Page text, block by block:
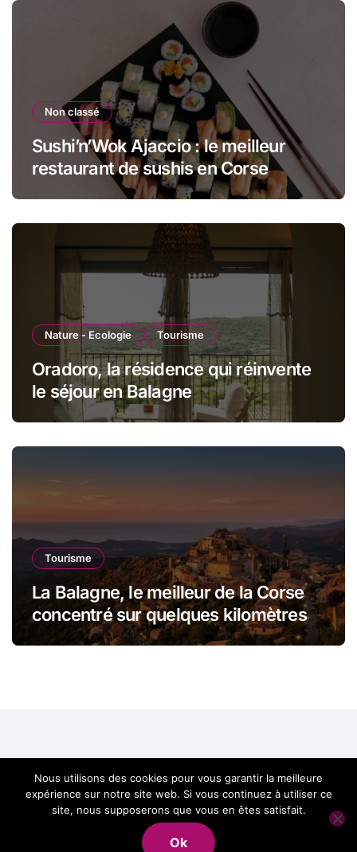
Non classé
Sushi’n’Wok Ajaccio : le meilleur
restaurant de sushis en Corse
Nature - Ecologie Tourisme
Oradoro, la résidence qui réinvente
le séjour en Balagne
Tourisme
La Balagne, le meilleur de la Corse
concentré sur quelques kilomètres
Best of Corse, le
meilleur de la Corse
Nous utilisons des cookies pour vous garantir la meilleure
expérience sur notre site web. Si vous continuez à utiliser ce
site, nous supposerons que vous en êtes satisfait.
Ok